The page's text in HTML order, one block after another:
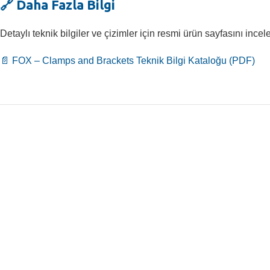
🔗 Daha Fazla Bilgi
Detaylı teknik bilgiler ve çizimler için resmi ürün sayfasını
📄 FOX – Clamps and Brackets Teknik Bilgi Kataloğu (PDF)